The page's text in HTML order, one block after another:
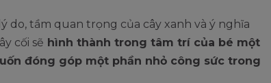
do, tầm quan trọng của cây xanh và ý nghĩa
cối sẽ hình thành trong tâm trí của bé một
đóng góp một phần nhỏ công sức trong